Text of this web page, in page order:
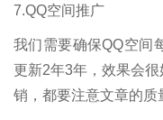
7.QQ空间推广
我们需要确保QQ空间
更新2年3年，效果会
销，都要注意文章的质